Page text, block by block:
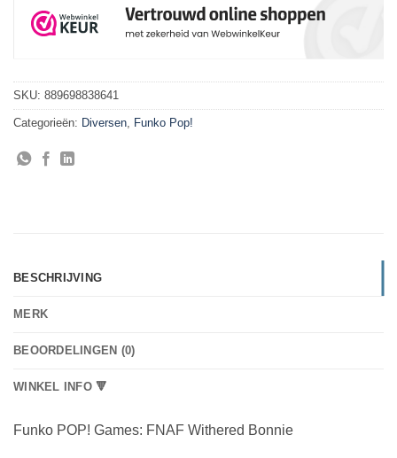
SKU: 889698838641
Categorieën: Diversen Funko Pop!
BESCHRIJVING
MERK
BEOORDELINGEN (0)
WINKEL INFO 🔻
Funko POP! Games: FNAF Withered Bonnie